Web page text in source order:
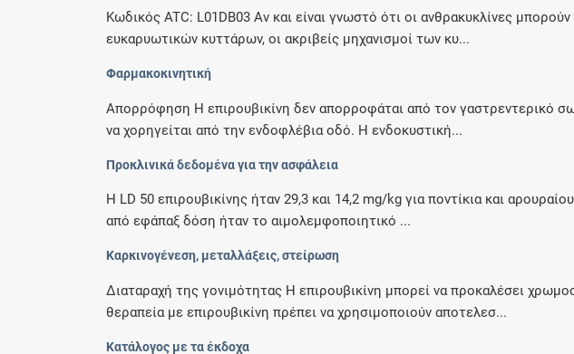
Κωδικός ATC: L01DB03 Αν και είναι γνωστό ότι οι ανθρακυκλίνες
ευκαρυωτικών κυττάρων, οι ακριβείς μηχανισμοί των κυ...
Φαρμακοκινητική
Απορρόφηση Η επιρουβικίνη δεν απορροφάται από τον γαστρεντερικό
να χορηγείται από την ενδοφλέβια οδό. Η ενδοκυστική...
Προκλινικά δεδομένα για την ασφάλεια
Η LD 50 επιρουβικίνης ήταν 29,3 και 14,2 mg/kg για ποντίκια και
από εφάπαξ δόση ήταν το αιμολεμφοποιητικό ...
Καρκινογένεση, μεταλλάξεις, στείρωση
Διαταραχή της γονιμότητας Η επιρουβικίνη μπορεί να προκαλέσει
θεραπεία με επιρουβικίνη πρέπει να χρησιμοποιούν αποτελεσ...
Κατάλογος µε τα έκδοχα